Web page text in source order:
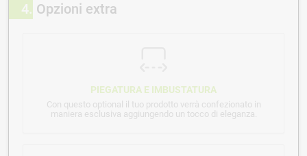
4 Opzioni extra
PIEGATURA E IMBUSTATURA
Con questo optional il tuo prodotto verrà confezionato in
maniera esclusiva aggiungendo un tocco di eleganza.